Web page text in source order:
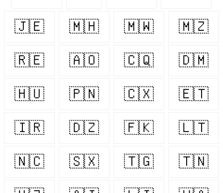
🇯🇪 🇲🇭 🇲🇼 🇲🇿
🇷🇪 🇦🇴 🇨🇶 🇩🇲
🇭🇺 🇵🇳 🇨🇽 🇪🇹
🇮🇷 🇩🇿 🇫🇰 🇱🇹
🇳🇨 🇸🇽 🇹🇬 🇹🇳